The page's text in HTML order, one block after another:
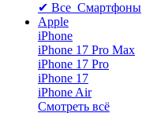
✔ Все Смартфоны
Apple
iPhone
iPhone 17 Pro Max
iPhone 17 Pro
iPhone 17
iPhone Air
Смотреть всё